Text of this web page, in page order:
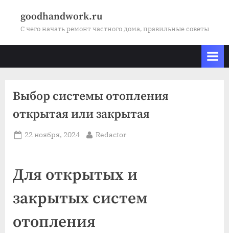
goodhandwork.ru
С чего начать ремонт частного дома, правильные советы
Выбор системы отопления
открытая или закрытая
Posted
22 ноября, 2024 By
Redactor
Для открытых и
закрытых систем
отопления